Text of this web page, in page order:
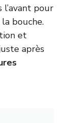
pour
bouche.
et
après